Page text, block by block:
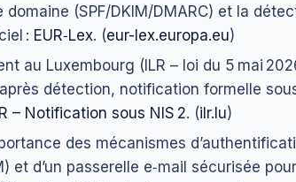
domaine (SPF/DKIM/DMARC) et la
: EUR‑Lex. (eur-lex.europa.eu)
au Luxembourg (ILR – loi du 5 mai
détection, notification formelle
– Notification sous NIS 2. (ilr.lu)
des mécanismes
et d’un passerelle e‑mail sécurisée